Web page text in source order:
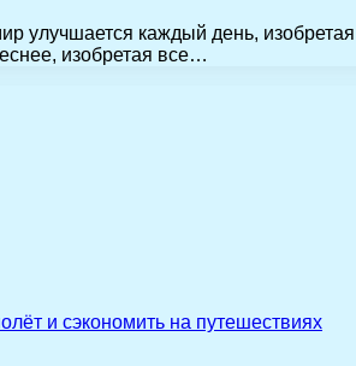
улучшается каждый день,
изобретая все…
и сэкономить на путешествиях